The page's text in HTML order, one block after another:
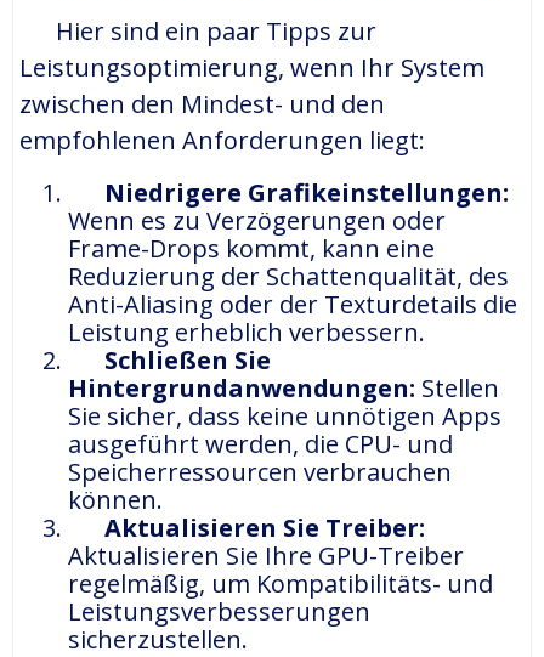
Hier sind ein paar Tipps zur
Leistungsoptimierung, wenn Ihr System
zwischen den Mindest- und den
empfohlenen Anforderungen liegt:
Niedrigere Grafikeinstellungen:
Wenn es zu Verzögerungen oder
Frame-Drops kommt, kann eine
Reduzierung der Schattenqualität, des
Anti-Aliasing oder der Texturdetails die
Leistung erheblich verbessern.
Schließen Sie
Hintergrundanwendungen: Stellen
Sie sicher, dass keine unnötigen Apps
ausgeführt werden, die CPU- und
Speicherressourcen verbrauchen
können.
Aktualisieren Sie Treiber:
Aktualisieren Sie Ihre GPU-Treiber
regelmäßig, um Kompatibilitäts- und
Leistungsverbesserungen
sicherzustellen.